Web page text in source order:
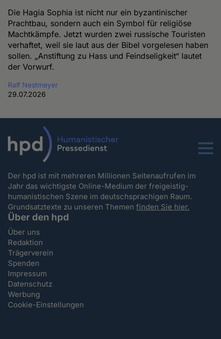
Die Hagia Sophia ist nicht nur ein byzantinischer
Prachtbau, sondern auch ein Symbol für religiöse
Machtkämpfe. Jetzt wurden zwei russische Touristen
verhaftet, weil sie laut aus der Bibel vorgelesen haben
sollen. „Anstiftung zu Hass und Feindseligkeit“ lautet
der Vorwurf.
Ralf Nestmeyer
29.07.2026
Menu
Der hpd ist mit mehreren Millionen Seitenaufrufen im
Jahr das wichtigste Online-Medium der freigeistig-
humanistischen Szene im deutschsprachigen Raum.
Grundsatztexte zu unseren Themenfinden Sie hier.
Über den hpd
Über uns
Redaktion
Trägerverein
Spenden
Impressum
Datenschutz
Werbung
Cookie-Einstellungen